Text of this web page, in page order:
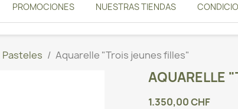
PROMOCIONES NUESTRAS TIENDAS
Pasteles Aquarelle "Trois jeunes filles"
AQUARELLE
1.350,00 CHF